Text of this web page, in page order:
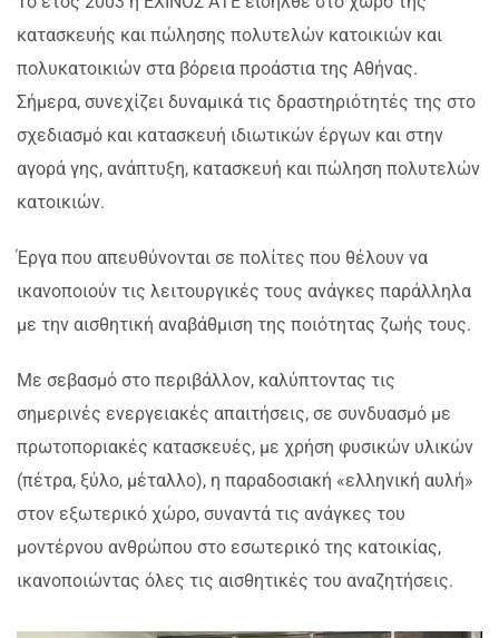
κατασκευής και πώλησης πολυτελών κατοικιών και
πολυκατοικιών στα βόρεια προάστια της Αθήνας.
Σήμερα, συνεχίζει δυναμικά τις δραστηριότητές της στο
σχεδιασμό και κατασκευή ιδιωτικών έργων και στην
αγορά γης, ανάπτυξη, κατασκευή και πώληση πολυτελών
κατοικιών.
Έργα που απευθύνονται σε πολίτες που θέλουν να
ικανοποιούν τις λειτουργικές τους ανάγκες παράλληλα
με την αισθητική αναβάθμιση της ποιότητας ζωής τους.
Με σεβασμό στο περιβάλλον, καλύπτοντας τις
σημερινές ενεργειακές απαιτήσεις, σε συνδυασμό με
πρωτοποριακές κατασκευές, με χρήση φυσικών υλικών
(πέτρα, ξύλο, μέταλλο), η παραδοσιακή «ελληνική αυλή»
στον εξωτερικό χώρο, συναντά τις ανάγκες του
μοντέρνου ανθρώπου στο εσωτερικό της κατοικίας,
ικανοποιώντας όλες τις αισθητικές του αναζητήσεις.